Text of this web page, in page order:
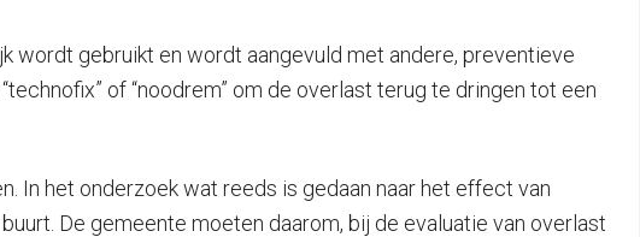
gebruikt en wordt aangevuld met andere, preventieve
of “noodrem” om de overlast terug te dringen tot een
In het onderzoek wat reeds is gedaan naar het effect van
De gemeente moeten daarom, bij de evaluatie van overlast